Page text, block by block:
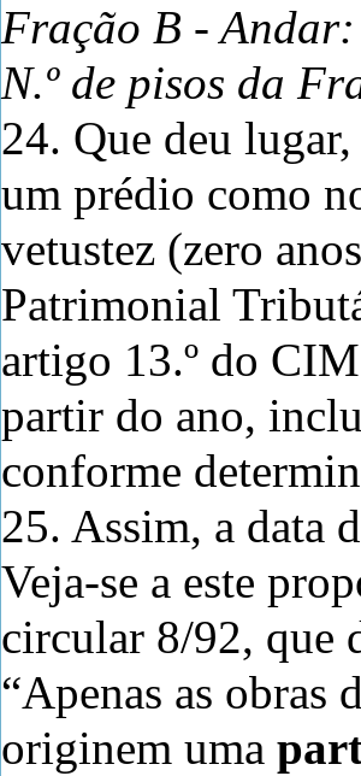
Fração B -
N.º de pisos da
24. Que deu
um prédio como
vetustez (zero
Patrimonial
artigo 13.º do
partir do ano,
conforme
25. Assim, a data
Veja-se a este
circular 8/92, que
“Apenas as obras
originem uma